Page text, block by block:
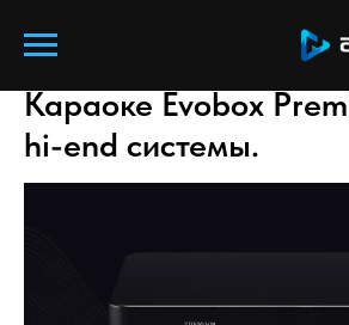
Караоке Evobox
hi-end системы.